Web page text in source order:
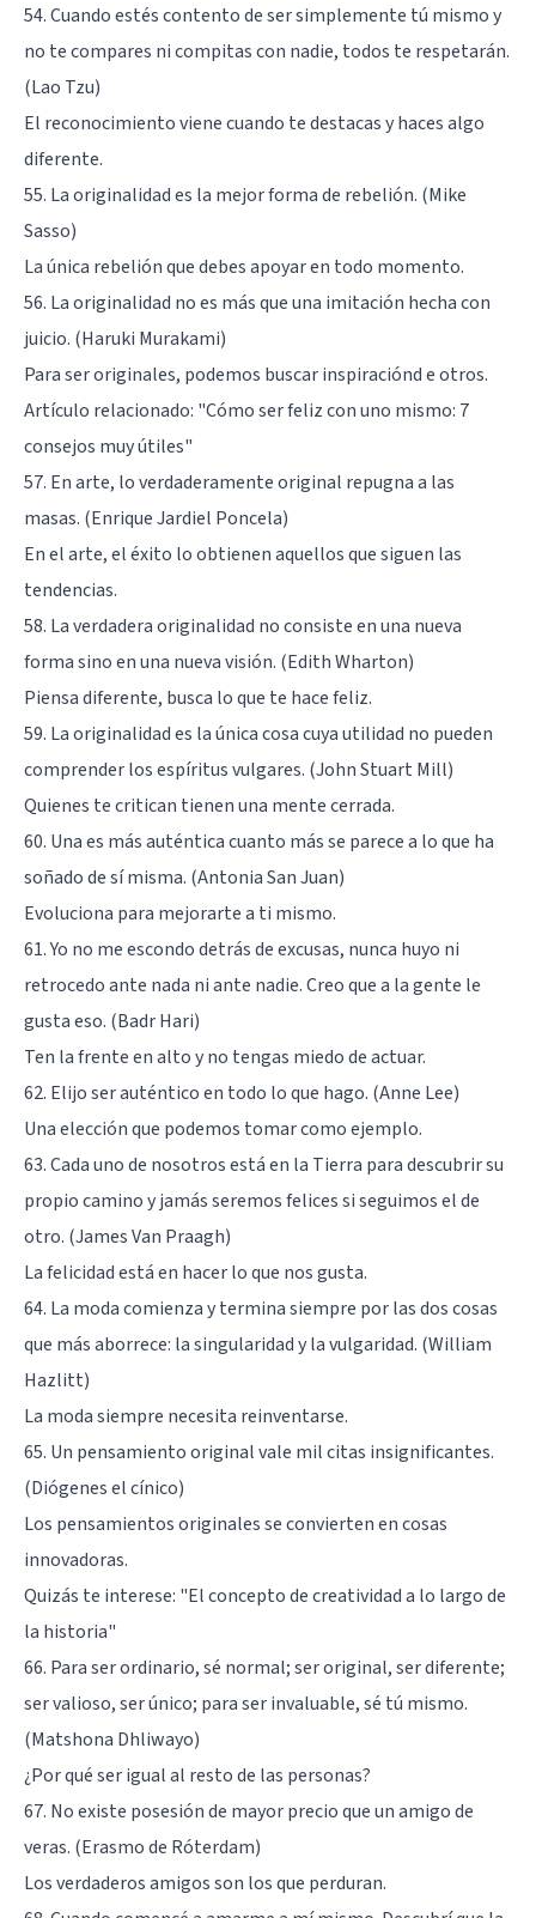
54. Cuando estés contento de ser simplemente tú mismo y
no te compares ni compitas con nadie, todos te respetarán.
(Lao Tzu)
El reconocimiento viene cuando te destacas y haces algo
diferente.
55. La originalidad es la mejor forma de rebelión. (Mike
Sasso)
La única rebelión que debes apoyar en todo momento.
56. La originalidad no es más que una imitación hecha con
juicio. (Haruki Murakami)
Para ser originales, podemos buscar inspiraciónd e otros.
Artículo relacionado: "Cómo ser feliz con uno mismo: 7
consejos muy útiles"
57. En arte, lo verdaderamente original repugna a las
masas. (Enrique Jardiel Poncela)
En el arte, el éxito lo obtienen aquellos que siguen las
tendencias.
58. La verdadera originalidad no consiste en una nueva
forma sino en una nueva visión. (Edith Wharton)
Piensa diferente, busca lo que te hace feliz.
59. La originalidad es la única cosa cuya utilidad no pueden
comprender los espíritus vulgares. (John Stuart Mill)
Quienes te critican tienen una mente cerrada.
60. Una es más auténtica cuanto más se parece a lo que ha
soñado de sí misma. (Antonia San Juan)
Evoluciona para mejorarte a ti mismo.
61. Yo no me escondo detrás de excusas, nunca huyo ni
retrocedo ante nada ni ante nadie. Creo que a la gente le
gusta eso. (Badr Hari)
Ten la frente en alto y no tengas miedo de actuar.
62. Elijo ser auténtico en todo lo que hago. (Anne Lee)
Una elección que podemos tomar como ejemplo.
63. Cada uno de nosotros está en la Tierra para descubrir su
propio camino y jamás seremos felices si seguimos el de
otro. (James Van Praagh)
La felicidad está en hacer lo que nos gusta.
64. La moda comienza y termina siempre por las dos cosas
que más aborrece: la singularidad y la vulgaridad. (William
Hazlitt)
La moda siempre necesita reinventarse.
65. Un pensamiento original vale mil citas insignificantes.
(Diógenes el cínico)
Los pensamientos originales se convierten en cosas
innovadoras.
Quizás te interese: "El concepto de creatividad a lo largo de
la historia"
66. Para ser ordinario, sé normal; ser original, ser diferente;
ser valioso, ser único; para ser invaluable, sé tú mismo.
(Matshona Dhliwayo)
¿Por qué ser igual al resto de las personas?
67. No existe posesión de mayor precio que un amigo de
veras. (Erasmo de Róterdam)
Los verdaderos amigos son los que perduran.